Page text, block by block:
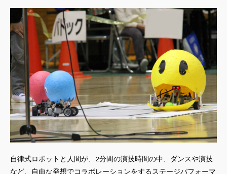
自律式ロボットと人間が、2分間の演技時間の中、ダンスや演技
など、自由な発想でコラボレーションをするステージパフォーマ